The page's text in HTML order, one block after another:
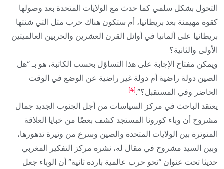
التحول بشكل سلمي كما حدث مع الولايات المتحدة بعد وصولها
كقوة مهيمنة بعد بريطانيا، أم ستكون هناك حرب مثل التي شنتها
بريطانيا على ألمانيا في أوائل القرن العشرين والحربين العالميتين
الأولى والثانية؟
ويمكن مفتاح الإجابة على هذا التساؤل بحسب الكاتبة، هو بـ “هل
الصين دولة راضية أم دولة غير راضية عن الوضع في الوقت
الحاضر وفي المستقبل؟”.[4]
يعتقد الباحث في مركز السياسات من أجل الجنوب الجديد جمال
مشروح أن وباء كورونا المستجد كشف بعضًا من خبايا العلاقة
المتوترة بين الولايات المتحدة والصين وسرع من وتيرة تدهورها،
وبين السيد مشروح في مقال له، نشره مركز التفكير المغربي
حديثا تحت عنوان “نحو حرب عالمية باردة ثانية” أن الوباء جعل